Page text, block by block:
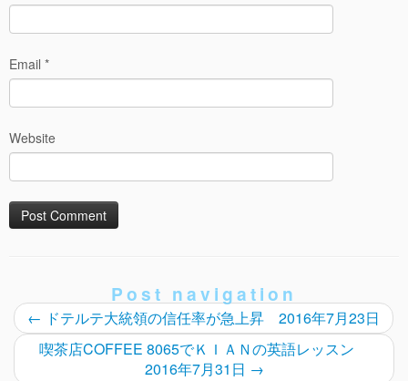
Email *
Website
Post navigation
← ドテルテ大統領の信任率が急上昇 2016年7月23日
喫茶店COFFEE 8065でＫＩＡＮの英語レッスン
2016年7月31日 →